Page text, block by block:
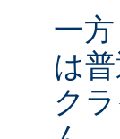
一方
は
ク